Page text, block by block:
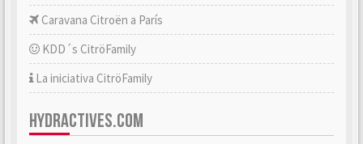
Caravana Citroën a París
KDD´s CitröFamily
La iniciativa CitröFamily
HYDRACTIVES.COM